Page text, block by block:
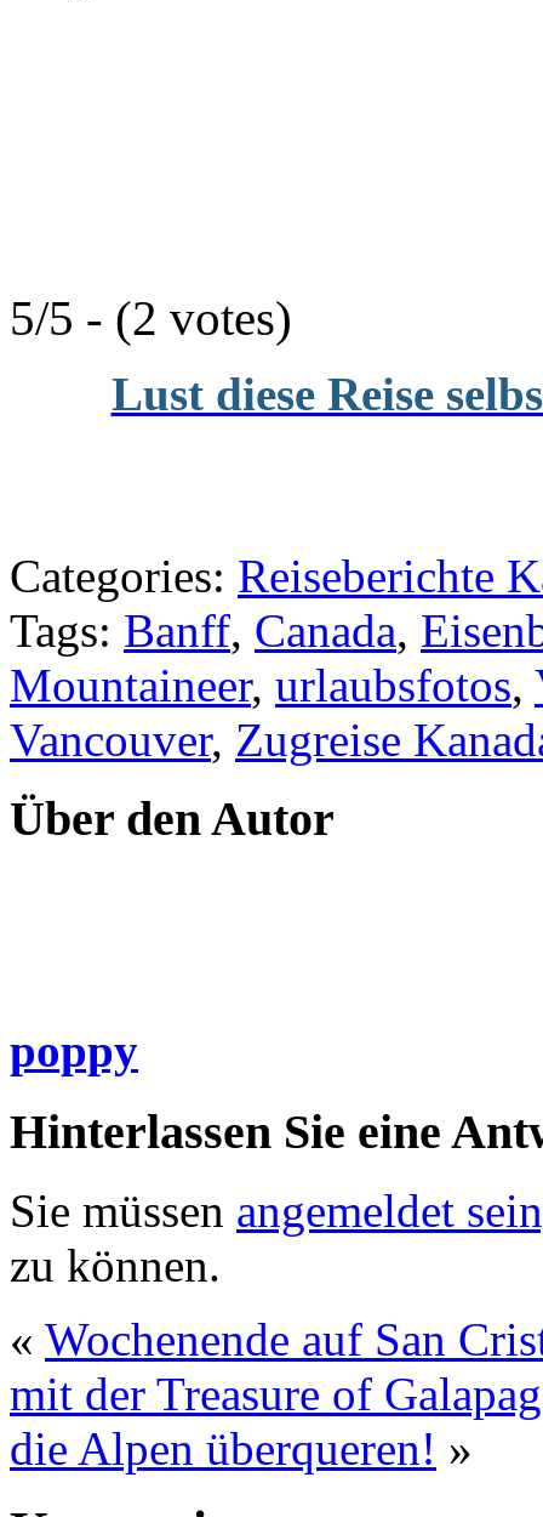
5/5 - (2 votes)
Lust diese Reise
Categories: Reiseberichte
Tags: Banff, Canada,
Mountaineer, urlaubsfotos,
Vancouver, Zugreise
Über den Autor
poppy
Hinterlassen Sie eine
Sie müssen angemeldet
zu können.
« Wochenende auf San
mit der Treasure of
die Alpen überqueren! »